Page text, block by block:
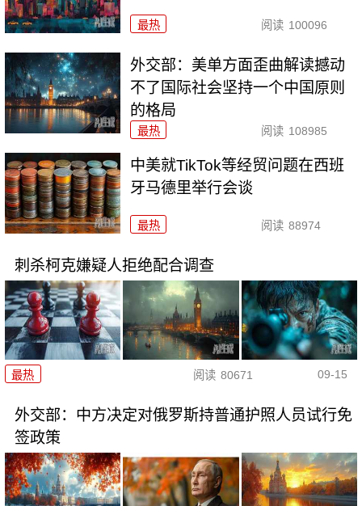
最热 阅读 100096
外交部：美单方面歪曲解读撼动
不了国际社会坚持一个中国原则
的格局
最热 阅读 108985
中美就TikTok等经贸问题在西班
牙马德里举行会谈
最热 阅读 88974
刺杀柯克嫌疑人拒绝配合调查
最热 阅读 80671 09-15
外交部：中方决定对俄罗斯持普通护照人员试行免
签政策